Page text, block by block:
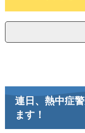
連日、熱中症
ます！